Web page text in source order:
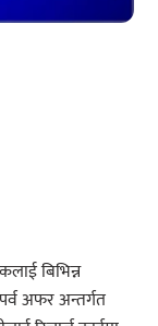
बिभिन्न
अफर अन्तर्गत